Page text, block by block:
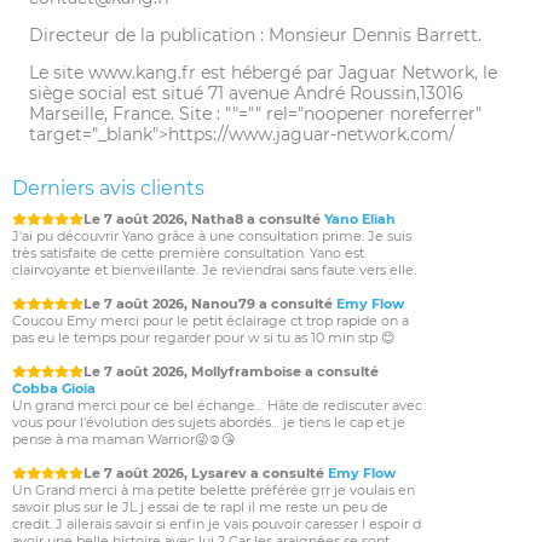
Directeur de la publication : Monsieur Dennis Barrett.
Le site www.kang.fr est hébergé par Jaguar Network, le
siège social est situé 71 avenue André Roussin,13016
Marseille, France. Site : ""="" rel="noopener noreferrer"
target="_blank">https://www.jaguar-network.com/
Derniers avis clients
Le 7 août 2026, Ely a consultéVivien Valentin
Coucou mon petit Vivi à moi 🐞🍀, désolée toujours pas de
couleur 💛 donc petit récapitulatif des 🌈 je te mène 14’484 -0
pour toi 😬 pour les prédictions 🔮tu sais pour qui je te gagne
aussi 30-0! ( d’ailleurs tjs rien et je suis pleine de doutes pour
dimanche car rien ne bouge 🥹) pour ma meilleure tes 🔮 tu
me devances 3-0!!! Il serait grand temps que tu me battes 😂
je t’embrasse 🫶🏻💖
Le 7 août 2026, Natha8 a consultéYano Eliah
J'ai pu découvrir Yano grâce à une consultation prime. Je suis
très satisfaite de cette première consultation. Yano est
clairvoyante et bienveillante. Je reviendrai sans faute vers elle.
Le 7 août 2026, Nanou79 a consulté Emy Flow
Coucou Emy merci pour le petit éclairage ct trop rapide on a
pas eu le temps pour regarder pour w si tu as 10 min stp 😊
Le 7 août 2026, Mollyframboise a consulté
Cobba Gioia
Un grand merci pour ce bel échange… Hâte de rediscuter avec
vous pour l’évolution des sujets abordés… je tiens le cap et je
pense à ma maman Warrior😜☺️😘
Le 7 août 2026, Lysarev a consulté Emy Flow
Un Grand merci à ma petite belette préférée grr je voulais en
savoir plus sur le JL j essai de te rapl il me reste un peu de
credit. J ailerais savoir si enfin je vais pouvoir caresser l espoir d